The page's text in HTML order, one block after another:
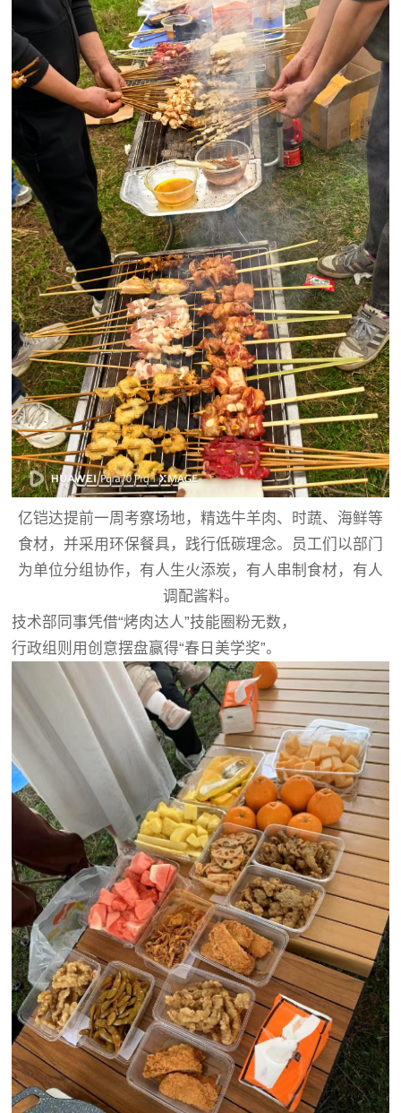
亿铠达提前一周考察场地，精选牛羊肉、时蔬、海鲜等
食材，并采用环保餐具，践行低碳理念。员工们以部门
为单位分组协作，有人生火添炭，有人串制食材，有人
调配酱料。
技术部同事凭借“烤肉达人”技能圈粉无数，
行政组则用创意摆盘赢得“春日美学奖”。